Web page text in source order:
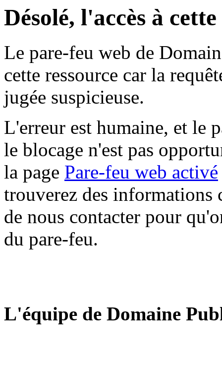
Désolé, l'accès à
Le pare-feu web de
cette ressource car la
jugée suspicieuse.
L'erreur est humaine, et le
le blocage n'est pas
la page Pare-feu web activé
trouverez des informations
de nous contacter pour
du pare-feu.
L'équipe de Domaine